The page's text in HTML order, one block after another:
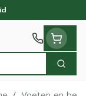
Zoek